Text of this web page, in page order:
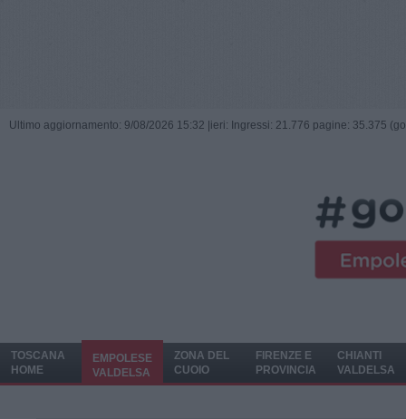
Ultimo aggiornamento: 9/08/2026 15:32 | ieri: Ingressi: 21.776 pagine: 35.375
TOSCANA
HOME
EMPOLESE
VALDELSA
ZONA DEL
CUOIO
FIRENZE E
PROVINCIA
CHIANTI
VALDELSA